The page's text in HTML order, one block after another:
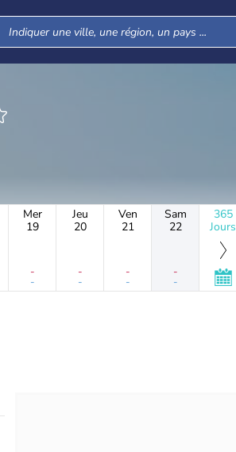
Mer
19
-
-
Jeu
20
-
-
Ven
21
-
-
Sam
22
-
-
365
Jours